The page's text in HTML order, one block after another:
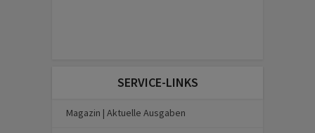
SERVICE-LINKS
Magazin | Aktuelle Ausgaben